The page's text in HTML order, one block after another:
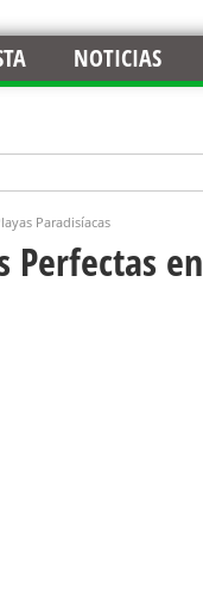
NOTICIAS
Paradisíacas
Perfectas en